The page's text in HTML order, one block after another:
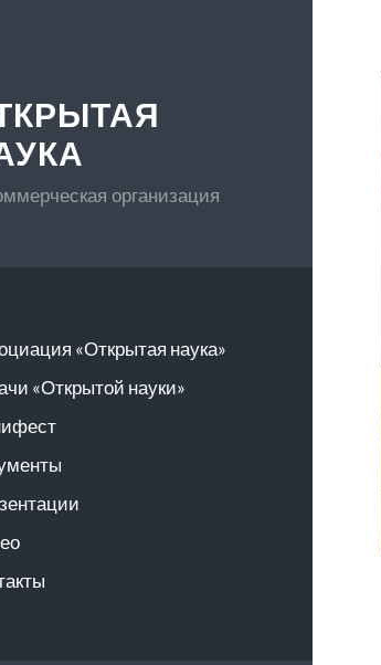
организация
«Открытая наука»
«Открытой науки»